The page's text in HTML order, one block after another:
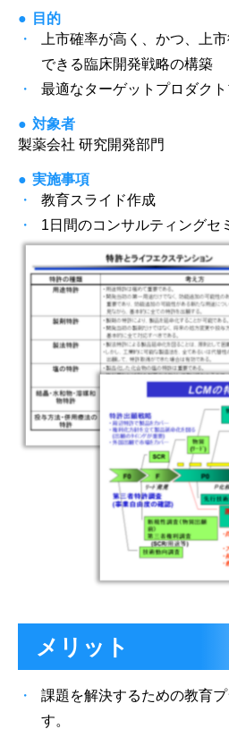
目的
上市確率が高く、かつ、上
できる臨床開発戦略の構築
最適なターゲットプロダク
対象者
製薬会社 研究開発部門
実施事項
教育スライド作成
1日間のコンサルティングセ
メリット
課題を解決するための教育
す。